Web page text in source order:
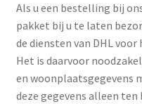
Als u een bestelling bij
pakket bij u te laten
de diensten van DHL
Het is daarvoor
en woonplaatsgegevens
deze gegevens alleen